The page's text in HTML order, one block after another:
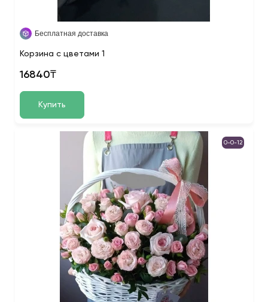
Бесплатная доставка
Корзина с цветами 1
16840₸
Купить
0-0-12